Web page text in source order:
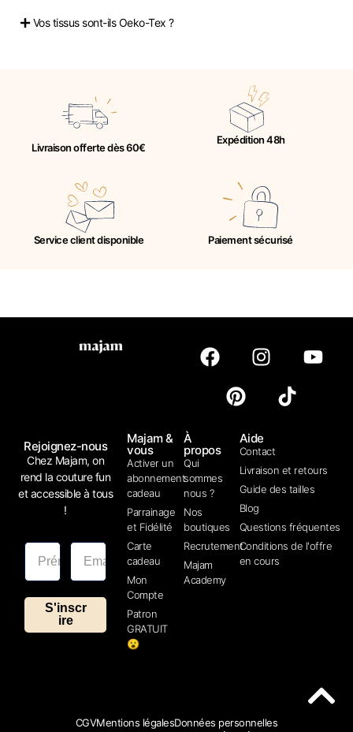
Vos tissus sont-ils Oeko-Tex ?
Livraison offerte dès 60€
Expédition 48h
Service client disponible Paiement sécurisé
Aide
Contact
Livraison et retours
Guide des tailles
Blog
Questions fréquentes
Conditions de l'offre
en cours
À
propos
Qui
sommes
nous ?
Nos
boutiques
Recrutement
Majam
Academy
Majam &
vous
Activer un
abonnement
cadeau
Parrainage
et Fidélité
Carte
cadeau
Mon
Compte
Patron
GRATUIT
😮
Rejoignez-nous
Chez Majam, on
rend la couture fun
et accessible à tous
!
S'inscr
ire
CGVMentions légalesDonnées personnelles